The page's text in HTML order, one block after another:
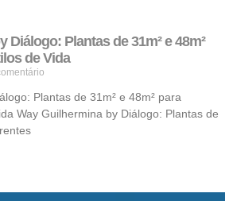
Diálogo: Plantas de 31m² e 48m²
de Vida
Plantas de 31m² e 48m² para
Way Guilhermina by Diálogo: Plantas de